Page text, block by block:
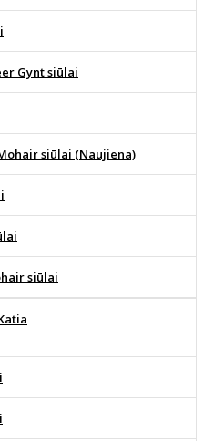
Gynt siūlai
siūlai (Naujiena)
siūlai